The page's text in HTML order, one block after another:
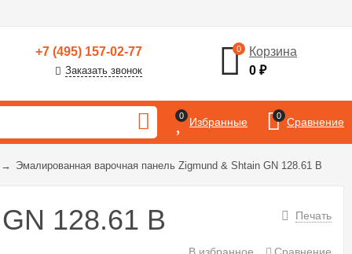
+7 (495) 157-02-77
Заказать звонок
0
Корзина
0₽
0 Избранные 0 Сравнение
Эмалированная варочная панель Zigmund & Shtain GN 128.61 B
Печать
128.61 B